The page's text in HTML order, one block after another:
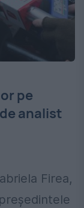
pe
analist
Firea,